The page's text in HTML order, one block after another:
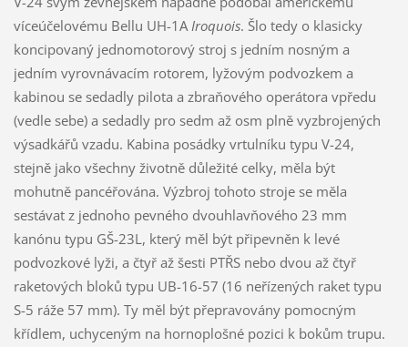
víceúčelovému Bellu UH-1AIroquois. Šlo tedy o klasicky
koncipovaný jednomotorový stroj s jedním nosným a
jedním vyrovnávacím rotorem, lyžovým podvozkem a
kabinou se sedadly pilota a zbraňového operátora vpředu
(vedle sebe) a sedadly pro sedm až osm plně vyzbrojených
výsadkářů vzadu. Kabina posádky vrtulníku typu V-24,
stejně jako všechny životně důležité celky, měla být
mohutně pancéřována. Výzbroj tohoto stroje se měla
sestávat z jednoho pevného dvouhlavňového 23 mm
kanónu typu GŠ-23L, který měl být připevněn k levé
podvozkové lyži, a čtyř až šesti PTŘS nebo dvou až čtyř
raketových bloků typu UB-16-57 (16 neřízených raket typu
S-5 ráže 57 mm). Ty měl být přepravovány pomocným
křídlem, uchyceným na hornoplošné pozici k bokům trupu.